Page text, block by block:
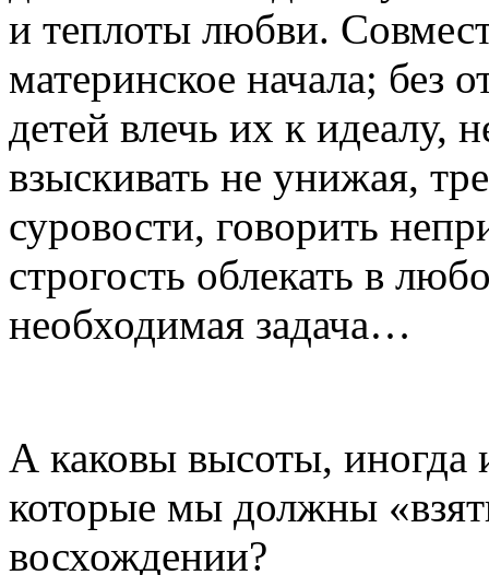
и теплоты любви.
материнское начала; без
детей влечь их к идеалу,
взыскивать не унижая,
суровости, говорить
строгость облекать в
необходимая задача…
А каковы высоты,
которые мы должны
восхождении?